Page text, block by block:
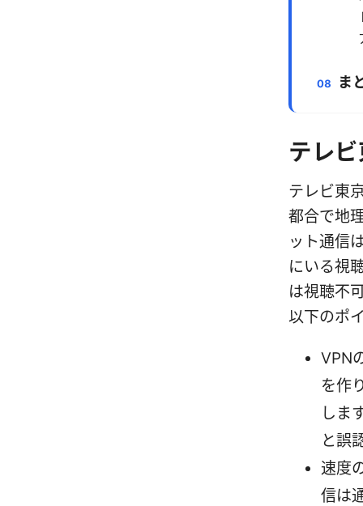
ま
テレ
テレビ東
都合で地
ット通信
にいる視
は視聴不
以下のポ
VPN
を作
しま
と誤
速度
信は